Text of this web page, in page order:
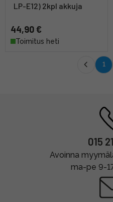
LP-E12) 2kpl akkuja
44,90 €
Toimitus heti
1
015
Avoinna
ma-pe 9-